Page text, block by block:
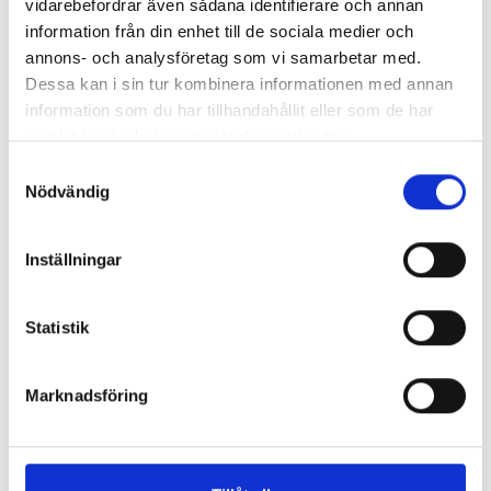
vidarebefordrar även sådana identifierare och annan
information från din enhet till de sociala medier och
annons- och analysföretag som vi samarbetar med.
Dessa kan i sin tur kombinera informationen med annan
information som du har tillhandahållit eller som de har
samlat in när du har använt deras tjänster.
Nödvändig
Inställningar
Statistik
Marknadsföring
Enorma skillnader mellan
chefredaktörerna
Så mycket tjänar dagspresscheferna
REPORTAGE